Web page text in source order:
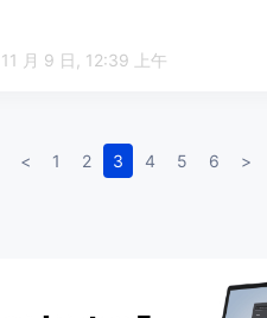
2010 年 11 月 9 日, 12:39 上午
< 1 2 3 4 5 6 >